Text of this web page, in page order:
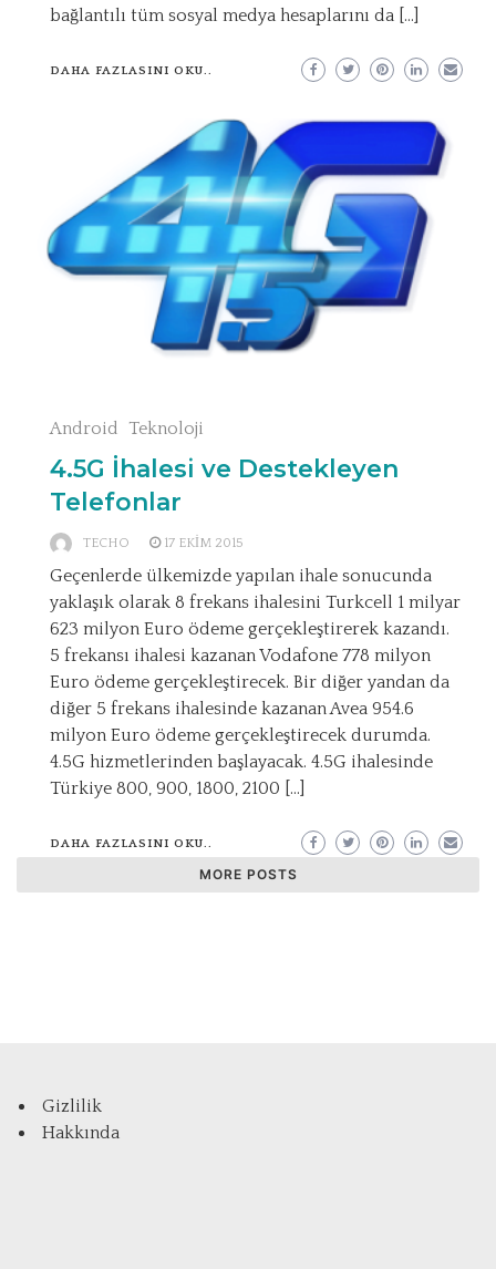
bağlantılı tüm sosyal medya hesaplarını da […]
DAHA FAZLASINI OKU..
Android Teknoloji
4.5G İhalesi ve Destekleyen
Telefonlar
TECHO 17 EKIM 2015
Geçenlerde ülkemizde yapılan ihale sonucunda
yaklaşık olarak 8 frekans ihalesini Turkcell 1 milyar
623 milyon Euro ödeme gerçekleştirerek kazandı.
5 frekansı ihalesi kazanan Vodafone 778 milyon
Euro ödeme gerçekleştirecek. Bir diğer yandan da
diğer 5 frekans ihalesinde kazanan Avea 954.6
milyon Euro ödeme gerçekleştirecek durumda.
4.5G hizmetlerinden başlayacak. 4.5G ihalesinde
Türkiye 800, 900, 1800, 2100 […]
DAHA FAZLASINI OKU..
MORE POSTS
Gizlilik
Hakkında